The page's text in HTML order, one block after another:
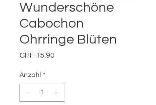
Wunderschöne
Cabochon
Ohrringe Blüten
CHF 15.90
Anzahl *